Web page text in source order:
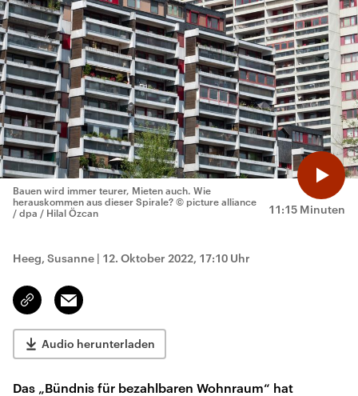
11:15 Minuten
Bauen wird immer teurer, Mieten auch. Wie
herauskommen aus dieser Spirale? © picture alliance
/ dpa / Hilal Özcan
Heeg, Susanne | 12. Oktober 2022, 17:10 Uhr
Link
kopieren/teilen
Email
Audio herunterladen
Das „Bündnis für bezahlbaren Wohnraum“ hat